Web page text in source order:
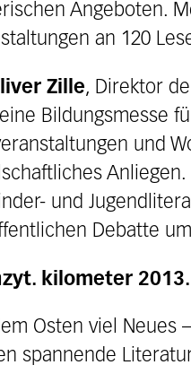
Angeboten.
an 120
Zille, Direktor
Bildungsmesse
und
und
Debatte
kilometer
Osten viel Neues
spannende